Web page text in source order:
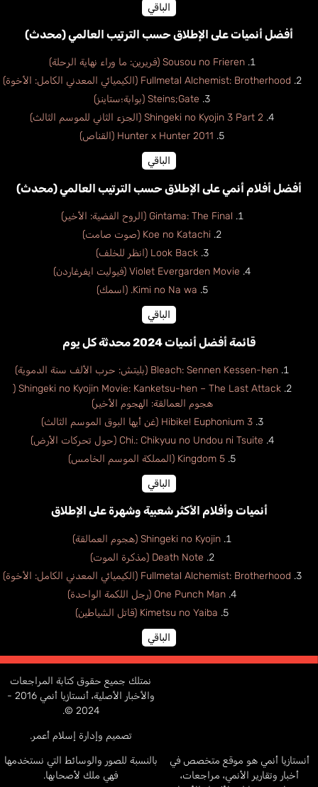
Bozo Philippe
فرنسي
الباقي
أفضل أنميات على الإطلاق حسب الترتيب العالمي (محدث)
Sousou no Frieren (فريرين: ما وراء نهاية الرحلة)
Fullmetal Alchemist: Brotherhood (الكيميائي المعدني الكامل: الأخوة)
Steins;Gate (بوابة؛ستاينز)
Shingeki no Kyojin 3 Part 2 (الجزء الثاني للموسم الثالث)
Hunter x Hunter 2011 (القناص)
الباقي
أفضل أفلام أنمي على الإطلاق حسب الترتيب العالمي (محدث)
Gintama: The Final (الروح الفضية: الأخير)
Koe no Katachi (صوت صامت)
Look Back (انظر للخلف)
Violet Evergarden Movie (فيوليت ايفرغاردن)
Kimi no Na wa. (اسمك)
الباقي
قائمة أفضل أنميات 2024 محدثة كل يوم
Bleach: Sennen Kessen-hen (بليتش: حرب الألف سنة الدموية)
Shingeki no Kyojin Movie: Kanketsu-hen – The Last Attack (
هجوم العمالقة: الهجوم الأخير)
Hibike! Euphonium 3 (غن أيها البوق الموسم الثالث)
Chi.: Chikyuu no Undou ni Tsuite (حول تحركات الأرض)
Kingdom 5 (المملكة الموسم الخامس)
الباقي
أنميات وأفلام الأكثر شعبية وشهرة على الإطلاق
Shingeki no Kyojin (هجوم العمالقة)
Death Note (مذكرة الموت)
Fullmetal Alchemist: Brotherhood (الكيميائي المعدني الكامل: الأخوة)
One Punch Man (رجل اللكمة الواحدة)
Kimetsu no Yaiba (قاتل الشياطين)
الباقي
أنستازيا أنمي هو موقع متخصص في
أخبار وتقارير الأنمي، مراجعات،
نمتلك جميع حقوق كتابة المراجعات
والأخبار الأصلية، أنستازيا أنمي 2016 -
2024 ©.
تصميم وإدارة إسلام أعمر.
بالنسبة للصور والوسائط التي نستخدمها
فهي ملك لأصحابها.